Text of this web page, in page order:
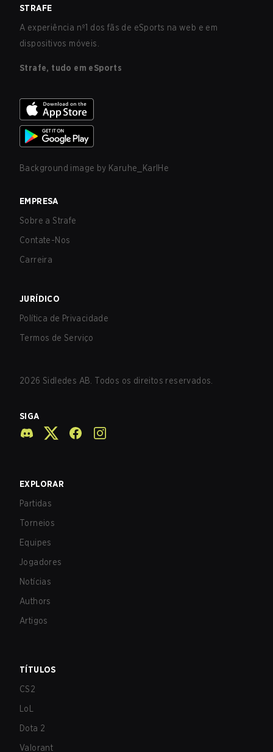
STRAFE
A experiência nº1 dos fãs de eSports na web e em
dispositivos móveis.
Strafe, tudo em eSports
Background image by Karuhe_KarlHe
EMPRESA
Sobre a Strafe
Contate-Nos
Carreira
JURÍDICO
Política de Privacidade
Termos de Serviço
2026 Sidledes AB. Todos os direitos reservados.
SIGA
EXPLORAR
Partidas
Torneios
Equipes
Jogadores
Notícias
Authors
Artigos
TÍTULOS
CS2
LoL
Dota 2
Valorant